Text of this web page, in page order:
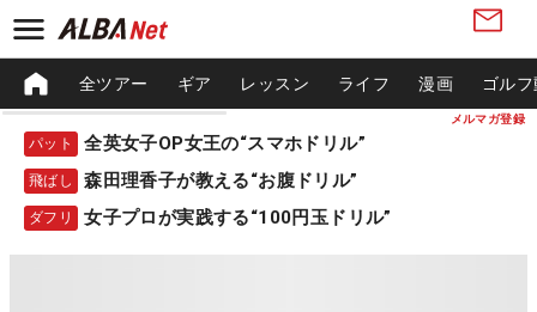
メルマガ登録
全ツアー ギア レッスン ライフ 漫画 ゴル
パット 全英女子OP女王の“スマホドリル”
飛ばし 森田理香子が教える“お腹ドリル”
ダフリ 女子プロが実践する“100円玉ドリル”